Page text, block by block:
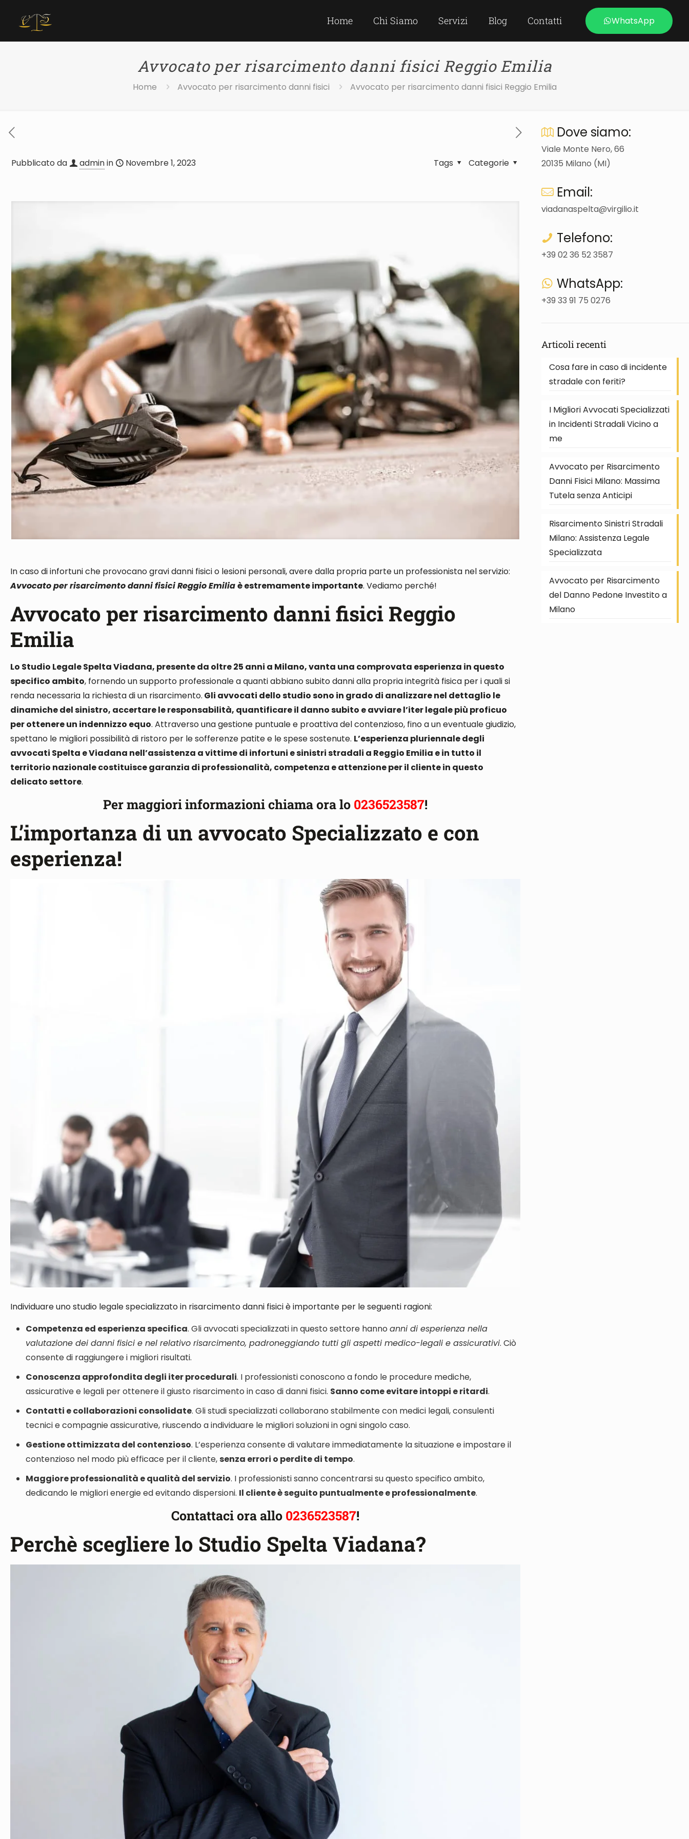
Home Chi Siamo Servizi Blog Contatti WhatsApp
Avvocato per risarcimento danni fisici Reggio Emilia
Home Avvocato per risarcimento danni fisici Avvocato per risarcimento danni fisici Reggio Emilia
Pubblicato da adminin Novembre 1, 2023 Categorie
Tags
In caso di infortuni che provocano gravi danni fisici o lesioni personali, avere dalla propria parte un professionista nel servizio:
Avvocato per risarcimento danni fisici Reggio Emiliaè estremamente importante.Vediamo perché!
Avvocato per risarcimento danni fisici Reggio
Emilia
Lo Studio Legale Spelta Viadana, presente da oltre 25 anni a Milano, vanta una comprovata esperienza in questo
specifico ambito, fornendo un supporto professionale a quanti abbiano subito danni alla propria integrità fisica per i quali si
renda necessaria la richiesta di un risarcimento. Gli avvocati dello studio sono in grado di analizzare nel dettaglio le
dinamiche del sinistro, accertare le responsabilità, quantificare il danno subito e avviare l’iter legale più proficuo
per ottenere un indennizzo equo. Attraverso una gestione puntuale e proattiva del contenzioso, fino a un eventuale giudizio,
spettano le migliori possibilità di ristoro per le sofferenze patite e le spese sostenute. L’esperienza pluriennale degli
avvocati Spelta e Viadana nell’assistenza a vittime di infortuni e sinistri stradali a Reggio Emilia e in tutto il
territorio nazionale costituisce garanzia di professionalità, competenza e attenzione per il cliente in questo
delicato settore.
Per maggiori informazioni chiama ora lo 0236523587!
L’importanza di un avvocato Specializzato e con
esperienza!
Individuare uno studio legale specializzato in risarcimento danni fisici è importante per le seguenti ragioni:
Competenza ed esperienza specifica. Gli avvocati specializzati in questo settore hannoanni di esperienza nella
valutazione dei danni fisici e nel relativo risarcimento, padroneggiando tutti gli aspetti medico-legali e assicurativi. Ciò
consente di raggiungere i migliori risultati.
Conoscenza approfondita degli iter procedurali. I professionisti conoscono a fondo le procedure mediche,
assicurative e legali per ottenere il giusto risarcimento in caso di danni fisici. Sanno come evitare intoppi e ritardi.
Contatti e collaborazioni consolidate. Gli studi specializzaticollaborano stabilmente con medici legali, consulenti
tecnici e compagnie assicurative, riuscendo a individuare le migliori soluzioni in ogni singolo caso.
Gestione ottimizzata del contenzioso. L’esperienza consente divalutare immediatamente la situazione e impostare il
contenzioso nel modo più efficace per il cliente,senza errori o perdite di tempo.
Maggiore professionalità e qualità del servizio. I professionisti sanno concentrarsi su questo specifico ambito,
dedicando le migliori energie ed evitando dispersioni. Il cliente è seguito puntualmente e professionalmente.
Contattaci ora allo 0236523587!
Perchè scegliere lo Studio Spelta Viadana?
Dove siamo:
Viale Monte Nero, 66
20135 Milano (MI)
Email:
viadanaspelta@virgilio.it
Telefono:
+39 02 36 52 3587
WhatsApp:
+39 33 91 75 0276
Articoli recenti
Cosa fare in caso di incidente
stradale con feriti?
I Migliori Avvocati Specializzati
in Incidenti Stradali Vicino a
me
Avvocato per Risarcimento
Danni Fisici Milano: Massima
Tutela senza Anticipi
Risarcimento Sinistri Stradali
Milano: Assistenza Legale
Specializzata
Avvocato per Risarcimento
del Danno Pedone Investito a
Milano